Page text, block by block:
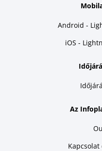
Android -
iOS -
Az
Kapcsolat